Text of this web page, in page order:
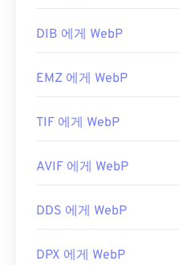
DIB 에게 WebP
EMZ 에게 WebP
TIF 에게 WebP
AVIF 에게 WebP
DDS 에게 WebP
DPX 에게 WebP